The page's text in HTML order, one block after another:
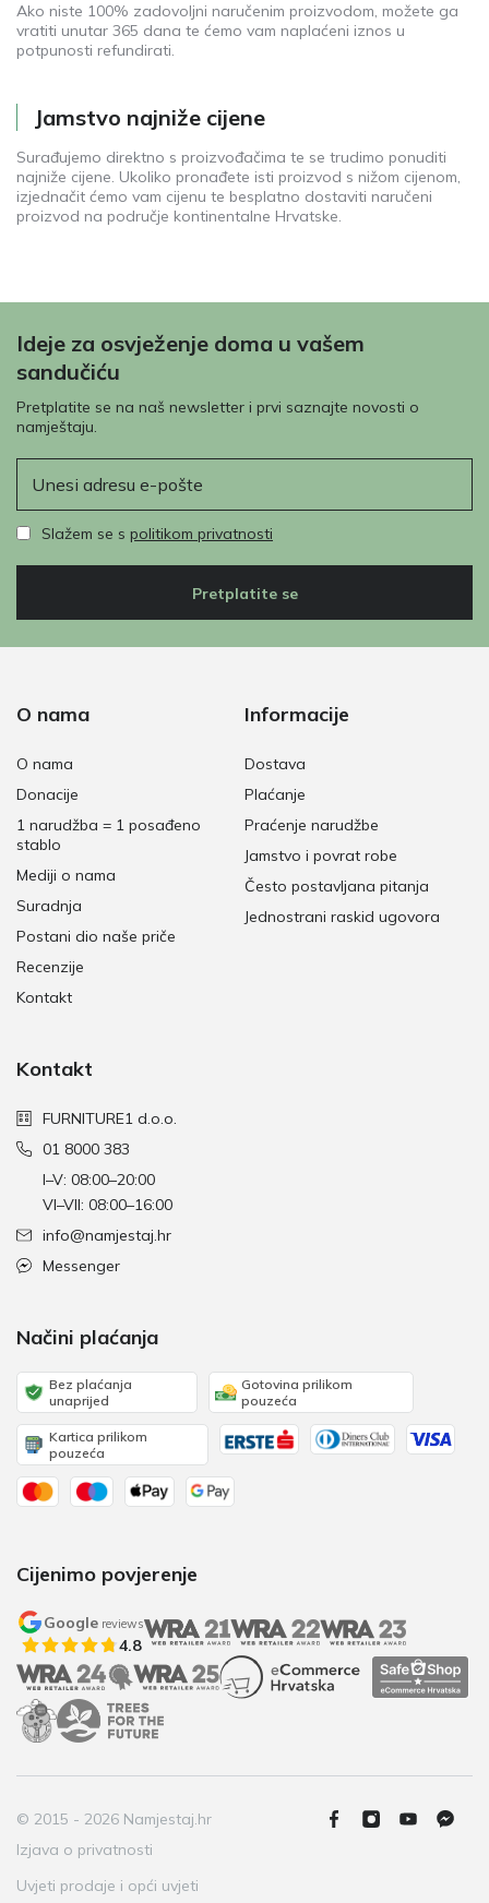
Ako niste 100% zadovoljni naručenim proizvodom, možete ga
vratiti unutar 365 dana te ćemo vam naplaćeni iznos u
potpunosti refundirati.
Jamstvo najniže cijene
Surađujemo direktno s proizvođačima te se trudimo ponuditi
najniže cijene. Ukoliko pronađete isti proizvod s nižom cijenom,
izjednačit ćemo vam cijenu te besplatno dostaviti naručeni
proizvod na područje kontinentalne Hrvatske.
Ideje za osvježenje doma u vašem
sandučiću
Pretplatite se na naš newsletter i prvi saznajte novosti o
namještaju.
Slažem se s politikom privatnosti
Pretplatite se
O nama
O nama
Donacije
1 narudžba = 1 posađeno
stablo
Mediji o nama
Suradnja
Postani dio naše priče
Recenzije
Kontakt
Informacije
Dostava
Plaćanje
Praćenje narudžbe
Jamstvo i povrat robe
Često postavljana pitanja
Jednostrani raskid ugovora
Kontakt
FURNITURE1 d.o.o.
01 8000 383
I–V: 08:00–20:00
VI–VII: 08:00–16:00
info@namjestaj.hr
Messenger
Načini plaćanja
Bez plaćanja
unaprijed
Gotovina prilikom
pouzeća
Kartica prilikom
pouzeća
Cijenimo povjerenje
Google reviews
4.8
© 2015 - 2026 Namjestaj.hr
Izjava o privatnosti
Uvjeti prodaje i opći uvjeti